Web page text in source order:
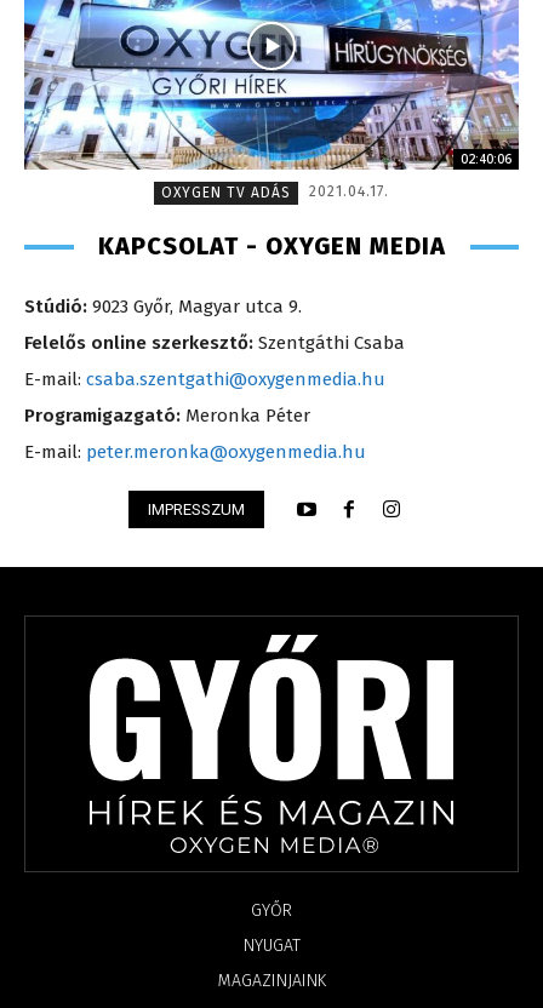
02:40:06
OXYGEN TV ADÁS
2021.04.17.
KAPCSOLAT - OXYGEN MEDIA
Stúdió: 9023 Győr, Magyar utca 9.
Felelős online szerkesztő: Szentgáthi Csaba
E-mail: csaba.szentgathi@oxygenmedia.hu
Programigazgató: Meronka Péter
E-mail: peter.meronka@oxygenmedia.hu
IMPRESSZUM
GYŐR
NYUGAT
MAGAZINJAINK